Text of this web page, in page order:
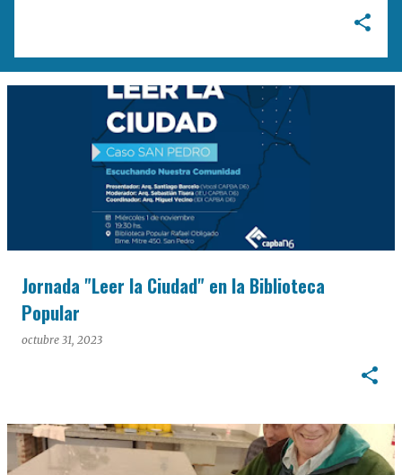
Desarrollamos una interfaz más ágil, moderna e
intuitiva, pensada para optimizar la navegación desde
cualquier dispositivo, facilitar el acceso a las noticias
locales y potenciar la interacción de los lectores con
nuestros contenidos.
Jornada "Leer la Ciudad" en la Biblioteca
Popular
octubre 31, 2023